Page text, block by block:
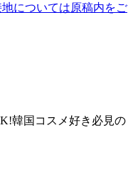
については原稿内をご
韓国コスメ好き必見の